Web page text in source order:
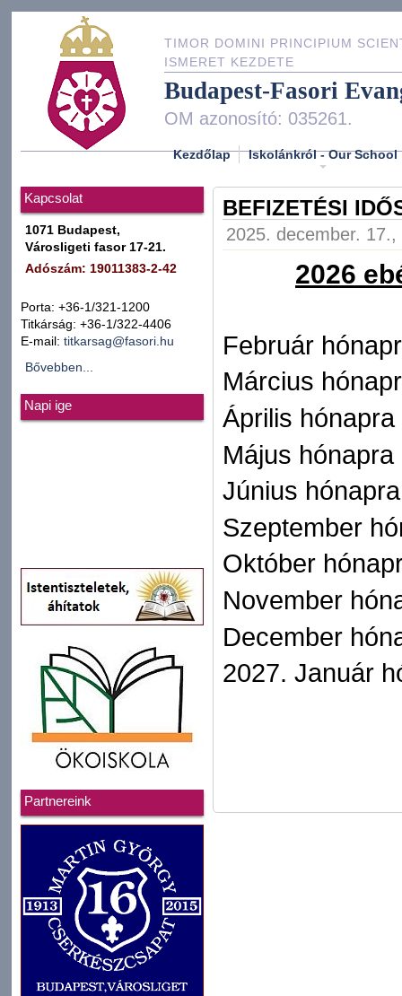
TIMOR DOMINI PRINCIPIUM
ISMERET KEZDETE
Budapest-Fasori
OM azonosító: 035261.
Kezdőlap Iskolánkról - Our School
Kapcsolat
1071 Budapest,
Városligeti fasor 17-21.
Adószám: 19011383-2-42
Porta: +36-1/321-1200
Titkárság: +36-1/322-4406
E-mail: titkarsag@fasori.hu
Bővebben...
Napi ige
Partnereink
BEFIZETÉSI
2025. december.
2026
Február
Március
Április
Május
Június
Szeptember
Október
November
December
2027. Január